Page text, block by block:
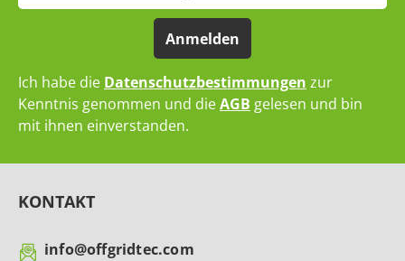
Anmelden
Ich habe die Datenschutzbestimmungen zur
Kenntnis genommen und dieAGB gelesen und bin
mit ihnen einverstanden.
KONTAKT
info@offgridtec.com